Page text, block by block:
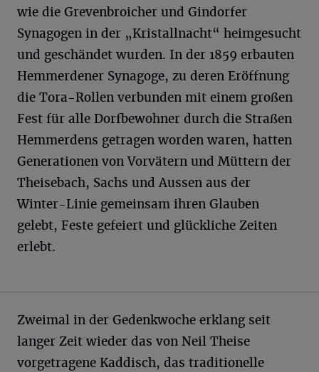
wie die Grevenbroicher und Gindorfer
Synagogen in der „Kristallnacht“ heimgesucht
und geschändet wurden. In der 1859 erbauten
Hemmerdener Synagoge, zu deren Eröffnung
die Tora-Rollen verbunden mit einem großen
Fest für alle Dorfbewohner durch die Straßen
Hemmerdens getragen worden waren, hatten
Generationen von Vorvätern und Müttern der
Theisebach, Sachs und Aussen aus der
Winter-Linie gemeinsam ihren Glauben
gelebt, Feste gefeiert und glückliche Zeiten
erlebt.
Zweimal in der Gedenkwoche erklang seit
langer Zeit wieder das von Neil Theise
vorgetragene Kaddisch, das traditionelle